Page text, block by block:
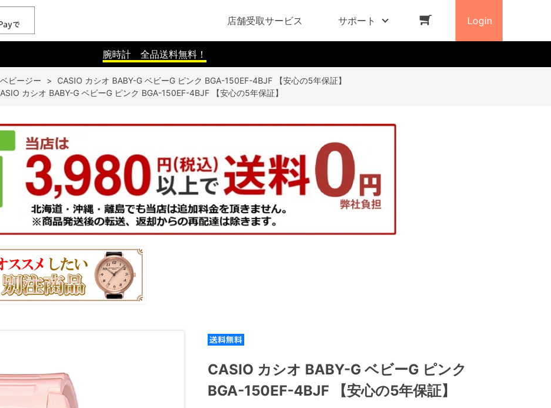
店舗受取サービス サポート Login
腕時計 全品送料無料！
ビージー >
CASIO カシオ BABY-G ベビーG ピンク BGA-150EF-4BJF 【安心の5年保証】
カシオ BABY-G ベビーG ピンク BGA-150EF-4BJF 【安心の5年保証】
CASIO カシオ BABY-G ベビーG ピンク
BGA-150EF-4BJF 【安心の5年保証】